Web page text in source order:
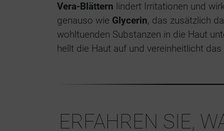
Vera-Blättern lindert Irritationen und
genauso wie Glycerin, das zusätzlich
wohltuenden Substanzen in die Haut
hellt die Haut auf und vereinheitlicht das
ERFAHREN SIE,